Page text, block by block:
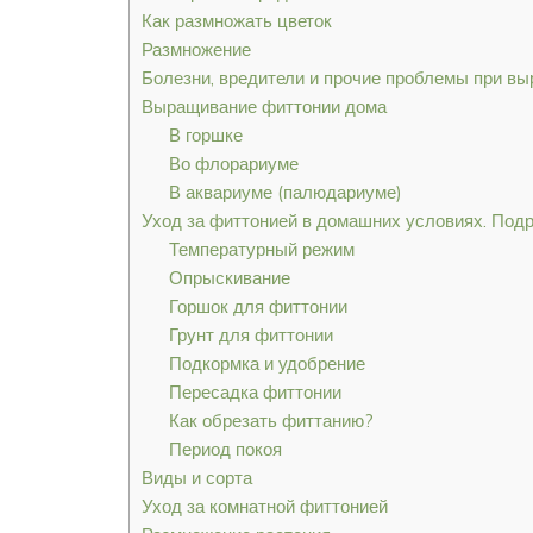
Как размножать цветок
Размножение
Болезни, вредители и прочие проблемы при
Выращивание фиттонии дома
В горшке
Во флорариуме
В аквариуме (палюдариуме)
Уход за фиттонией в домашних условиях.
Температурный режим
Опрыскивание
Горшок для фиттонии
Грунт для фиттонии
Подкормка и удобрение
Пересадка фиттонии
Как обрезать фиттанию?
Период покоя
Виды и сорта
Уход за комнатной фиттонией